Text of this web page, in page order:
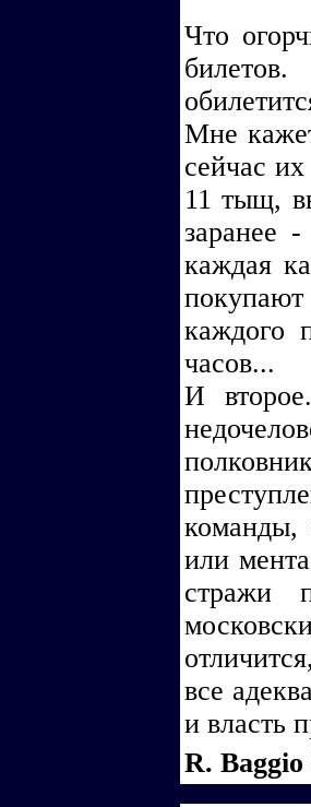
Что
Мне
сейчас
11 тыщ,
заранее
каждая
каждого
часов...
И
команды,
или
стражи
все
и власть
R. Baggio